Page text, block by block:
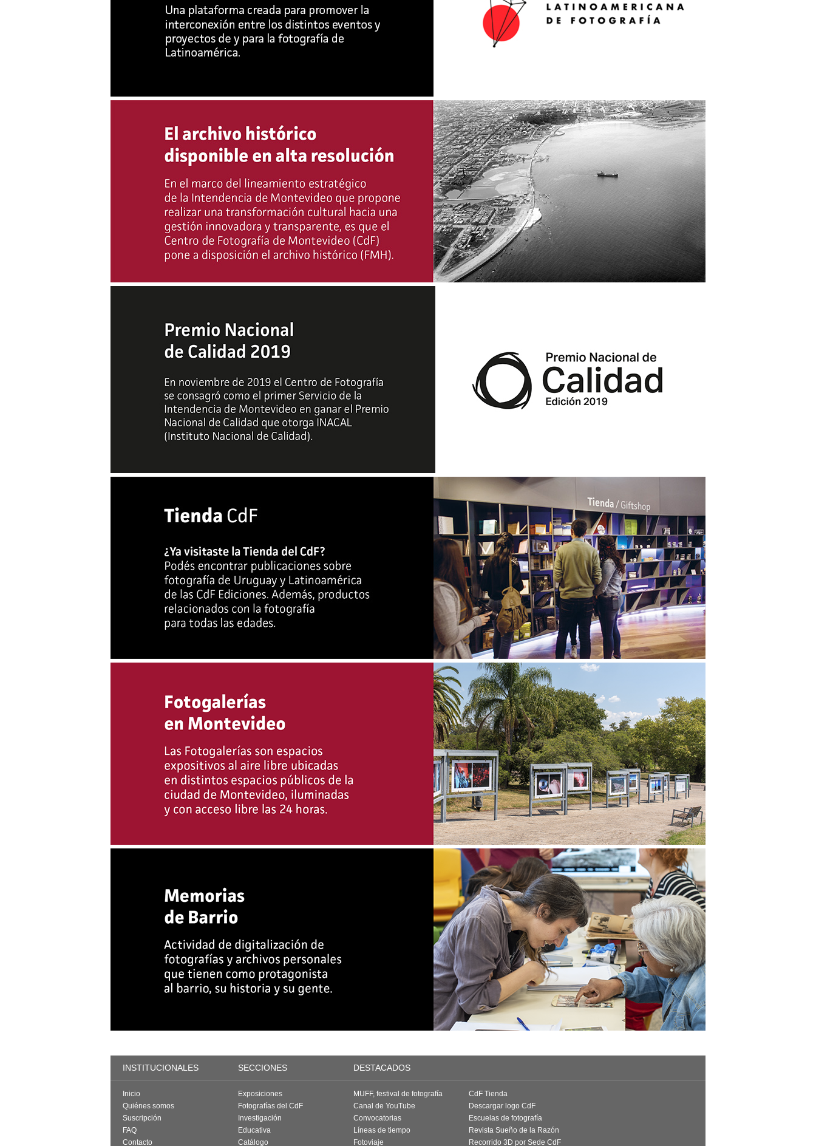
INSTITUCIONALES SECCIONES DESTACADOS
Inicio
Quiénes somos
Suscripción
FAQ
Contacto
Exposiciones
Fotografías del CdF
Investigación
Educativa
Catálogo
MUFF, festival de fotografía
Canal de YouTube
Convocatorias
Líneas de tiempo
Fotoviaje
CdF Tienda
Descargar logo CdF
Escuelas de fotografía
Revista Sueño de la Razón
Recorrido 3D por Sede CdF